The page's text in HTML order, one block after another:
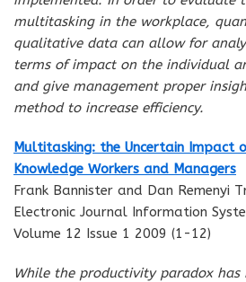
multitasking in the workplace,
qualitative data can allow for
terms of impact on the individual
and give management proper
method to increase efficiency.
Multitasking: the Uncertain Impact
Knowledge Workers and Managers
Frank Bannister and Dan Remenyi
Electronic Journal Information
Volume 12 Issue 1 2009 (1-12)
While the productivity paradox has